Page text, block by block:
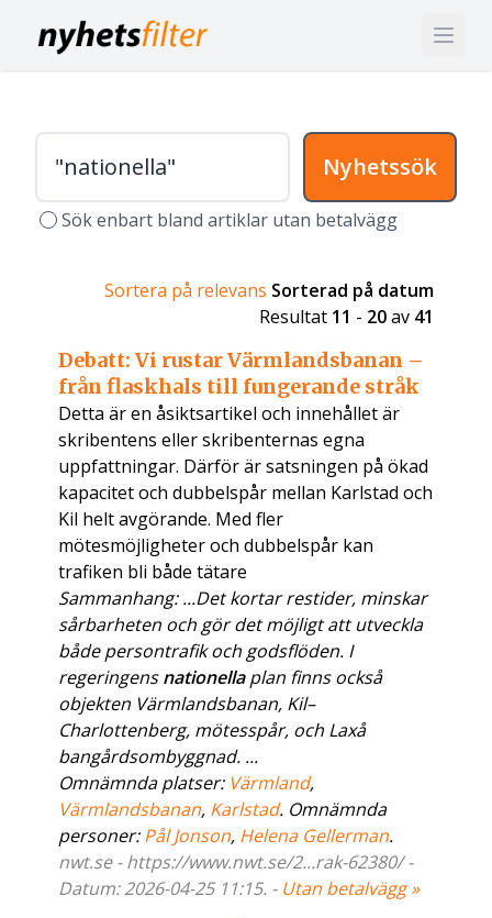
Nyhetssök
Sök enbart bland artiklar utan betalvägg
Sortera på relevans Sorterad på datum
Resultat 11 - 20av 41
Debatt: Vi rustar Värmlandsbanan –
från flaskhals till fungerande stråk
Detta är en åsiktsartikel och innehållet är
skribentens eller skribenternas egna
uppfattningar. Därför är satsningen på ökad
kapacitet och dubbelspår mellan Karlstad och
Kil helt avgörande. Med fler
mötesmöjligheter och dubbelspår kan
trafiken bli både tätare
Sammanhang: ...Det kortar restider, minskar
sårbarheten och gör det möjligt att utveckla
både persontrafik och godsflöden. I
regeringensnationellaplan finns också
objekten Värmlandsbanan, Kil–
Charlottenberg, mötesspår, och Laxå
bangårdsombyggnad. ...
Omnämnda platser: Värmland,
Värmlandsbanan, Karlstad. Omnämnda
personer:Pål Jonson, Helena Gellerman.
nwt.se - https://www.nwt.se/2...rak-62380/ -
Datum: 2026-04-25 11:15. - Utan betalvägg »